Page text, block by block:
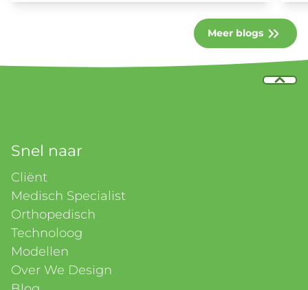
verminderen en de handfunctie te verbeteren. Ontdek hoe
comfort, uitstraling en persoonlijke aanpassing ervoor zorgen
Meer blogs
Snel naar
Cliënt
Medisch Specialist
Orthopedisch
Technoloog
Modellen
Over We Design